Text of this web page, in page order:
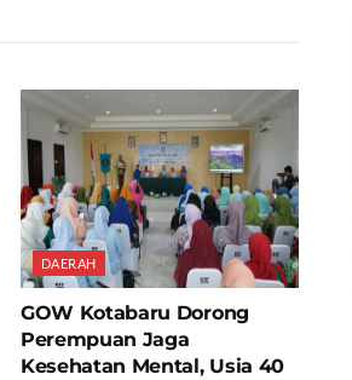
DAERAH
GOW Kotabaru Dorong
Perempuan Jaga
Kesehatan Mental, Usia 40